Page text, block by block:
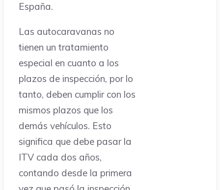
España.
Las autocaravanas no
tienen un tratamiento
especial en cuanto a los
plazos de inspección, por lo
tanto, deben cumplir con los
mismos plazos que los
demás vehículos. Esto
significa que debe pasar la
ITV cada dos años,
contando desde la primera